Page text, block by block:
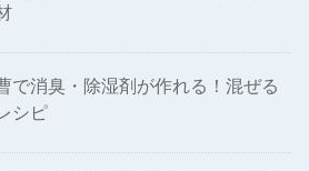
で消臭・除湿剤が作れる！混ぜる
シピ